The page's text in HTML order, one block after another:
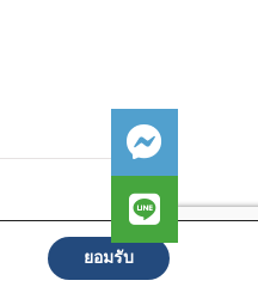
ยอมรับ